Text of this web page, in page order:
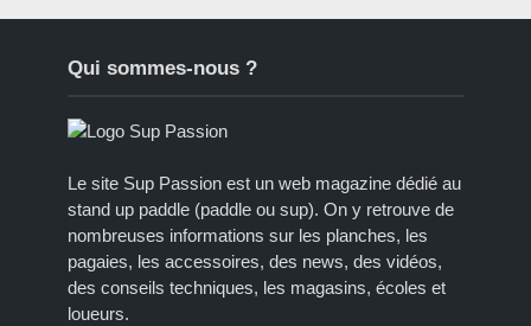
Qui sommes-nous ?
Le site Sup Passion est un web magazine dédié au
stand up paddle (paddle ou sup). On y retrouve de
nombreuses informations sur les planches, les
pagaies, les accessoires, des news, des vidéos,
des conseils techniques, les magasins, écoles et
loueurs.